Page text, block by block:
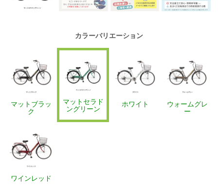
カラーバリエーション
マットブラッ
ク
マットセラド
ングリーン
ホワイト
ウォームグレ
ー
ワインレッド